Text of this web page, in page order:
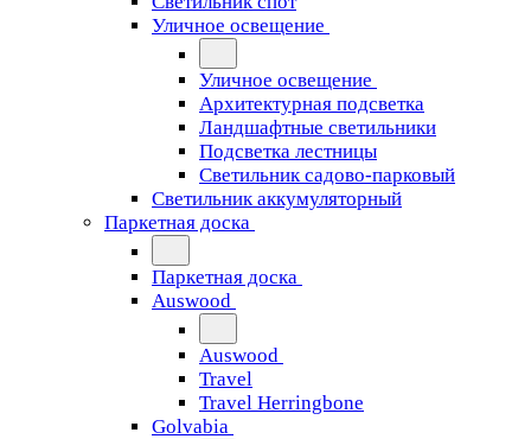
Уличное освещение
Уличное освещение
Архитектурная подсветка
Ландшафтные светильники
Подсветка лестницы
Светильник садово-парковый
Светильник аккумуляторный
Паркетная доска
Паркетная доска
Auswood
Auswood
Travel
Travel Herringbone
Golvabia